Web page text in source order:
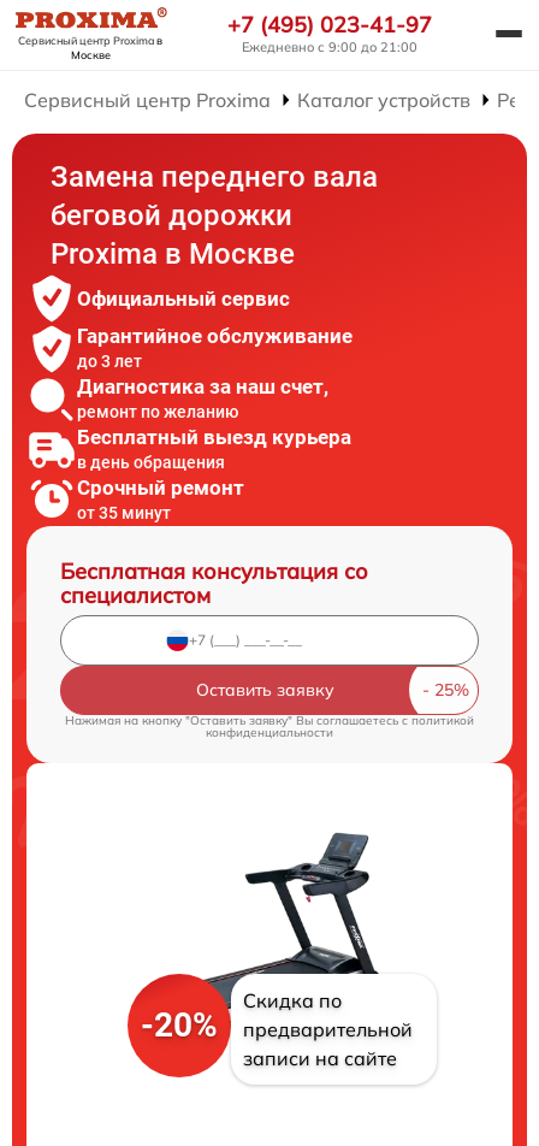
Сервисный центр Proximaв
Москве
+7 (495) 023-41-97
Ежедневно с 9:00 до 21:00
Сервисный центр Proxima Каталог устройств
Замена переднего вала
беговой дорожки
Proxima в Москве
Официальный сервис
Гарантийное обслуживание
до 3 лет
Диагностика за наш счет,
ремонт по желанию
Бесплатный выезд курьера
в день обращения
Срочный ремонт
от 35 минут
Бесплатная консультация со
специалистом
Оставить заявку
Нажимая на кнопку "Оставить заявку" Вы соглашаетесь cполитикой
конфиденциальности
-20%
Скидка по
предварительной
записи на сайте